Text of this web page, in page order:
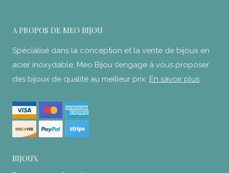
A PROPOS DE MEO BIJOU
Spécialisé dans la conception et la vente de bijoux en
acier inoxydable, Meo Bijou s’engage à vous proposer
des bijoux de qualité au meilleur prix. En savoir plus
BIJOUX